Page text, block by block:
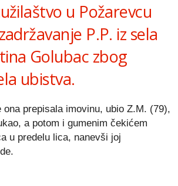
u Požarevcu
P.P. iz sela
Golubac zbog
ubistva.
ona prepisala imovinu, ubio Z.M. (79),
a potom i gumenim čekićem
u predelu lica, nanevši joj